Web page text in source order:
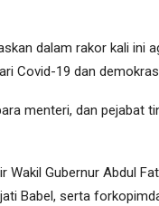
dalam rakor kali ini
Covid-19 dan
menteri, dan pejabat
Wakil Gubernur Abdul
Babel, serta